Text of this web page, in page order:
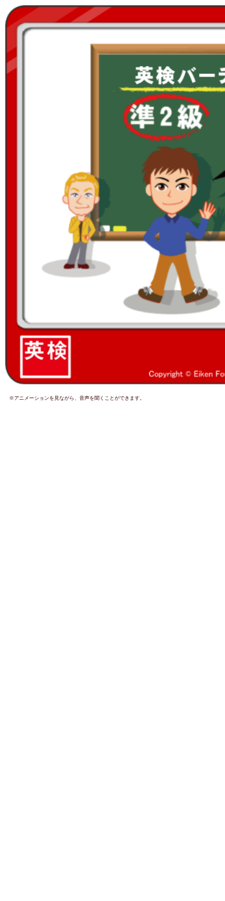
※アニメーションを見ながら、音声を聞くことができます。